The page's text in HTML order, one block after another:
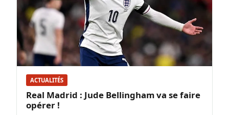
ACTUALITÉS
Real Madrid : Jude Bellingham va se faire
opérer !